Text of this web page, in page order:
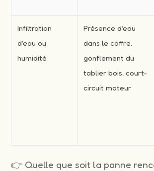
Infiltration
d’eau ou
humidité
Présence d’eau
dans le coffre,
gonflement du
tablier bois, court-
circuit moteur
👉 Quelle que soit la panne